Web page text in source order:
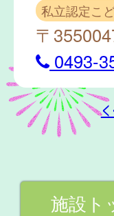
私立認定こ
〒
0493-
施設ト